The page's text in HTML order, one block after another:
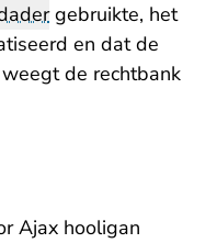
gebruikte, het
en dat de
de rechtbank
U verlaat
Ajax hooligan